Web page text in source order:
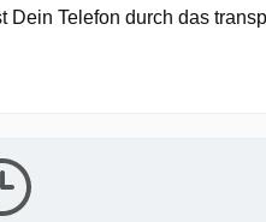
Telefon durch das